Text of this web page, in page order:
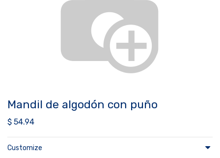
Mandil de algodón con puño
$ 54.94
Customize